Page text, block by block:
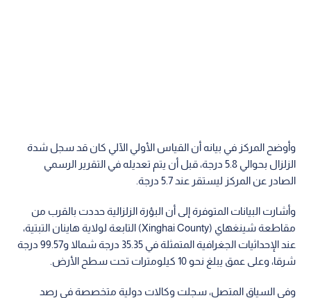
وأوضح المركز في بيانه أن القياس الأولي الآلي كان قد سجل شدة
الزلزال بحوالي 5.8 درجة، قبل أن يتم تعديله في التقرير الرسمي
الصادر عن المركز ليستقر عند 5.7 درجة.
وأشارت البيانات المتوفرة إلى أن البؤرة الزلزالية حددت بالقرب من
مقاطعة شينغهاي (Xinghai County) التابعة لولاية هاينان التبتية،
عند الإحداثيات الجغرافية المتمثلة في 35.35 درجة شمالا و99.57 درجة
شرقا، وعلى عمق يبلغ نحو 10 كيلومترات تحت سطح الأرض.
وفي السياق المتصل، سجلت وكالات دولية متخصصة في رصد